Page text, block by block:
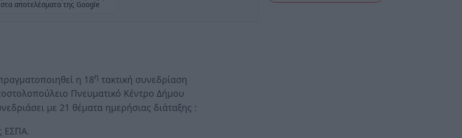
στα αποτελέσματα της Google
η 18η τακτική συνεδρίαση
Πνευματικό Κέντρο Δήμου
με 21 θέματα ημερήσιας διάταξης :
ΕΣΠΑ.